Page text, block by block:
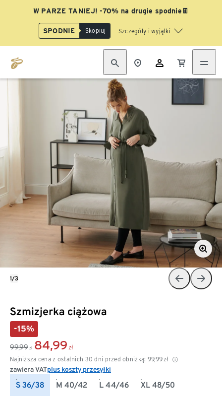
W PARZE TANIEJ! -70% na drugie spodnie👖
SPODNIE Skopiuj Szczegóły i wyjątki
Szmizjerka ciążowa
-15%
99,99 zł 84,99 zł
Najniższa cena z ostatnich 30 dni przed obniżką: 99,99zł
zawiera VATplus koszty przesyłki
S 36/38 M 40/42 L 44/46 XL 48/50
1/3